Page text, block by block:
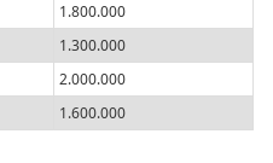
1.800.000
1.300.000
2.000.000
1.600.000